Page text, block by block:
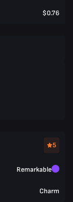
$0.76
5
Remarkable
Charm